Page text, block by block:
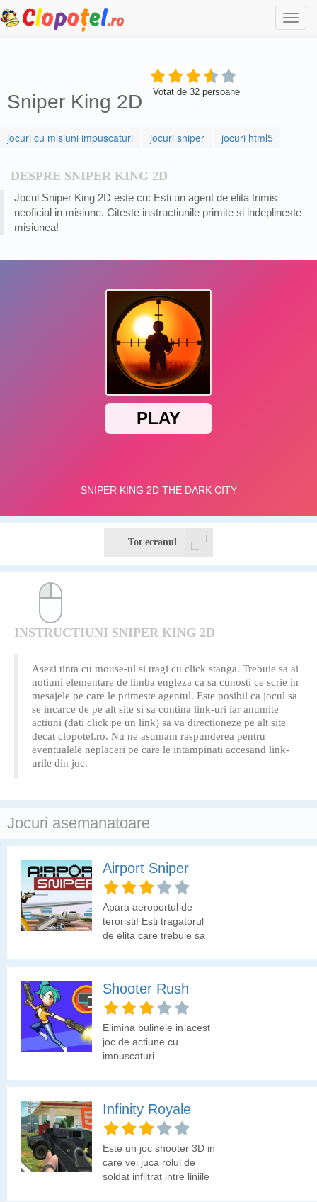
Sniper King 2D Votat de 32 persoane
jocuri cu misiuni impuscaturi jocuri sniper jocuri html5
DESPRE SNIPER KING 2D
Jocul Sniper King 2D este cu: Esti un agent de elita trimis
neoficial in misiune. Citeste instructiunile primite si indeplineste
misiunea!
Tot ecranul
INSTRUCTIUNI SNIPER KING 2D
Asezi tinta cu mouse-ul si tragi cu click stanga. Trebuie sa ai
notiuni elementare de limba engleza ca sa cunosti ce scrie in
mesajele pe care le primeste agentul. Este posibil ca jocul sa
se incarce de pe alt site si sa contina link-uri iar anumite
actiuni (dati click pe un link) sa va directioneze pe alt site
decat clopotel.ro. Nu ne asumam raspunderea pentru
eventualele neplaceri pe care le intampinati accesand link-
urile din joc.
Jocuri asemanatoare
Airport Sniper
Apara aeroportul de
teroristi! Esti tragatorul
de elita care trebuie sa
Shooter Rush
Elimina bulinele in acest
joc de actiune cu
impuscaturi.
Infinity Royale
Este un joc shooter 3D in
care vei juca rolul de
soldat infiltrat intre liniile